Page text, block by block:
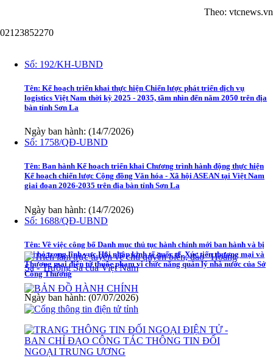
Theo: vtcnews.vn
02123852270
Số: 192/KH-UBND
Tên: Kế hoạch triển khai thực hiện Chiến lược phát triển dịch vụ
logistics Việt Nam thời kỳ 2025 - 2035, tầm nhìn đến năm 2050 trên địa
bàn tỉnh Sơn La
Ngày ban hành: (14/7/2026)
Số: 1758/QĐ-UBND
Tên: Ban hành Kế hoạch triển khai Chương trình hành động thực hiện
Kế hoạch chiến lược Cộng đồng Văn hóa - Xã hội ASEAN tại Việt Nam
giai đoạn 2026-2035 trên địa bàn tỉnh Sơn La
Ngày ban hành: (14/7/2026)
Số: 1688/QĐ-UBND
Tên: Về việc công bố Danh mục thủ tục hành chính mới ban hành và bị
bãi bỏ trong lĩnh vực Hội nhập kinh tế quốc tế, Xúc tiến thương mại và
Thương mại điện tử thuộc phạm vi chức năng quản lý nhà nước của Sở
Công Thương
Ngày ban hành: (07/07/2026)